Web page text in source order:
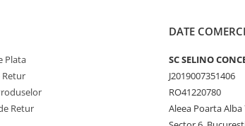
Plata
Retur
Retur
DATE
SC SELINO
J2019007351406
RO41220780
Aleea Poarta Alba